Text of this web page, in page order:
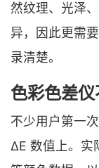
然纹理、光泽
异，因此更需
录清楚。
色彩色差
不少用户第一
ΔE 数值上。实